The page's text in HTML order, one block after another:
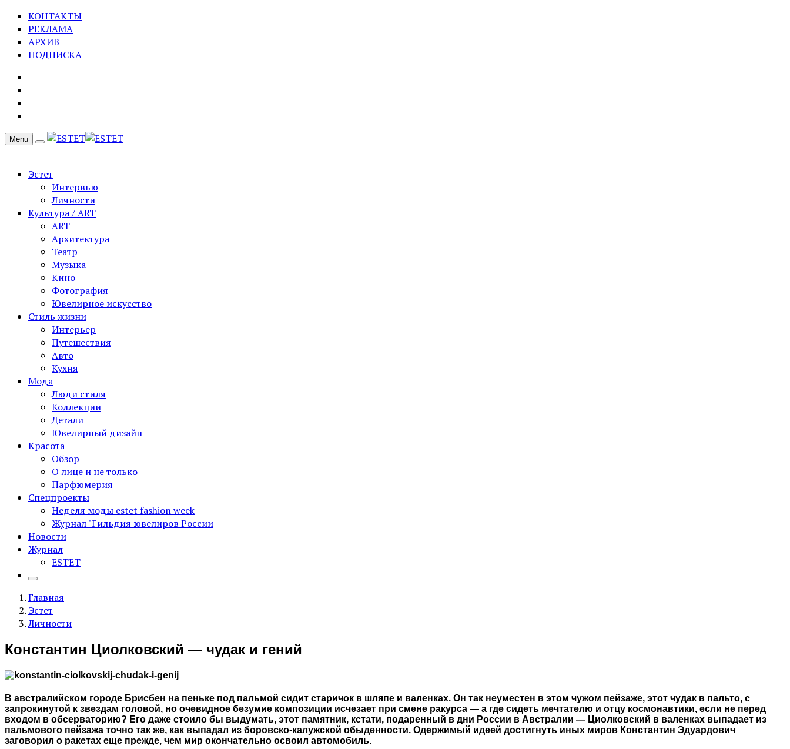
КОНТАКТЫ
РЕКЛАМА
АРХИВ
ПОДПИСКА
Menu
Эстет
Интервью
Личности
Культура / ART
ART
Архитектура
Театр
Музыка
Кино
Фотография
Ювелирное искусство
Стиль жизни
Интерьер
Путешествия
Авто
Кухня
Мода
Люди стиля
Коллекции
Детали
Ювелирный дизайн
Красота
Обзор
О лице и не только
Парфюмерия
Спецпроекты
Неделя моды estet fashion week
Журнал "Гильдия ювелиров России
Новости
Журнал
ESTET
Главная
Эстет
Личности
Константин Циолковский — чудак и гений
В австралийском городе Брисбен на пеньке под пальмой сидит старичок в шляпе и валенках. Он так неуместен в этом чужом пейзаже, этот чудак в пальто, с
запрокинутой к звездам головой, но очевидное безумие композиции исчезает при смене ракурса — а где сидеть мечтателю и отцу космонавтики, если не перед
входом в обсерваторию? Его даже стоило бы выдумать, этот памятник, кстати, подаренный в дни России в Австралии — Циолковский в валенках выпадает из
пальмового пейзажа точно так же, как выпадал из боровско-калужской обыденности. Одержимый идеей достигнуть иных миров Константин Эдуардович
заговорил о ракетах еще прежде, чем мир окончательно освоил автомобиль.